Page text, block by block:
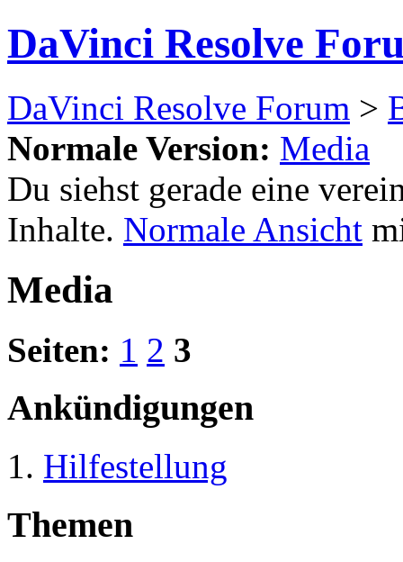
DaVinci Resolve
DaVinci Resolve Forum >
Normale Version: Media
Du siehst gerade eine
Inhalte. Normale Ansicht
Media
Seiten: 1 2 3
Ankündigungen
Hilfestellung
Themen